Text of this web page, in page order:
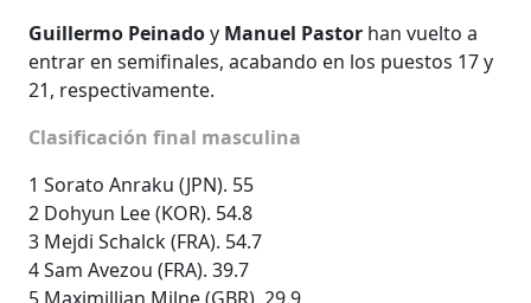
Guillermo Peinadoy Manuel Pastor han vuelto a
entrar en semifinales, acabando en los puestos 17 y
21, respectivamente.
Clasificación final masculina
1 Sorato Anraku (JPN). 55
2 Dohyun Lee (KOR). 54.8
3 Mejdi Schalck (FRA). 54.7
4 Sam Avezou (FRA). 39.7